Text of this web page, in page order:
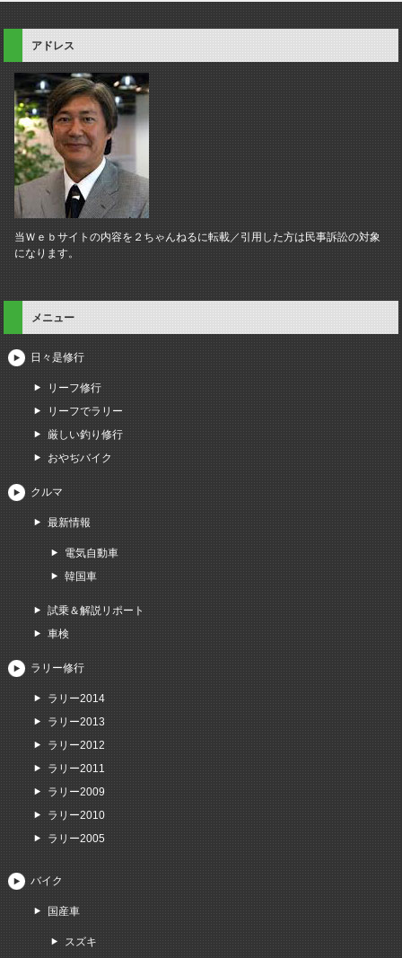
アドレス
当Ｗｅｂサイトの内容を２ちゃんねるに転載／引用した方は民事訴訟の対象
になります。
メニュー
日々是修行
リーフ修行
リーフでラリー
厳しい釣り修行
おやぢバイク
クルマ
最新情報
電気自動車
韓国車
試乗＆解説リポート
車検
ラリー修行
ラリー2014
ラリー2013
ラリー2012
ラリー2011
ラリー2009
ラリー2010
ラリー2005
バイク
国産車
スズキ